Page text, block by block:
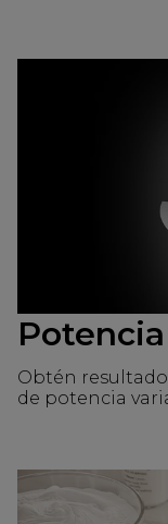
Obtén
de potencia